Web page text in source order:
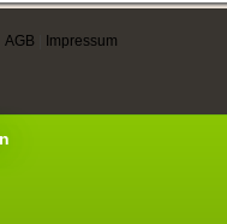
AGB Impressum